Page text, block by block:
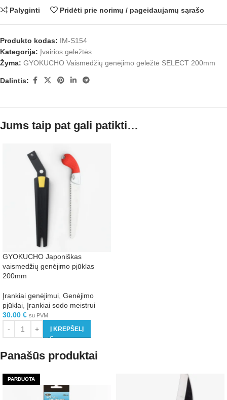
Palyginti Pridėti prie norimų / pageidaujamų sąrašo
Produkto kodas: IM-S154
Kategorija: Įvairios geležtės
Žyma: GYOKUCHO Vaismedžių genėjimo geležtė SELECT 200mm
Dalintis:
Jums taip pat gali patikti…
GYOKUCHO Japoniškas
vaismedžių genėjimo pjūklas
200mm
Įrankiai genėjimui Genėjimo
pjūklai Įrankiai sodo meistrui
30.00 € su PVM
Į KREPŠELĮ
Panašūs produktai
PARDUOTA